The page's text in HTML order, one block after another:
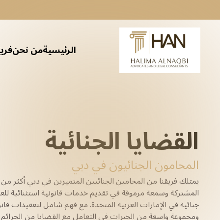
الرئيسيةمن نحن
القضايا الجنائية
المحامون الجنائيون في دبي
يمتلك فريقنا من المحامين الجنائيين المتميزين في دبي أكثر
المشتركة وسمعة مرموقة في تقديم خدمات قانونية استثنائية
جنائية في الإمارات العربية المتحدة. مع فهم شامل لتعقيدات
ومجموعة واسعة من الخبرات في التعامل مع القضايا من الجرائم